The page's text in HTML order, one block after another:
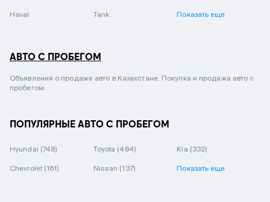
Haval Tank Показать еще
АВТО С ПРОБЕГОМ
Объявления о продаже авто в Казахстане. Покупка и продажа авто с
пробегом.
ПОПУЛЯРНЫЕ АВТО С ПРОБЕГОМ
Hyundai (748) Toyota (484) Kia (332)
Chevrolet (161) Nissan (137) Показать еще